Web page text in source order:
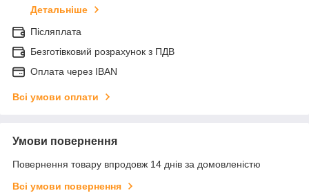
Детальніше
Післяплата
Безготівковий розрахунок з ПДВ
Оплата через IBAN
Всі умови оплати
Умови повернення
Повернення товару впродовж 14 днів за домовленістю
Всі умови повернення